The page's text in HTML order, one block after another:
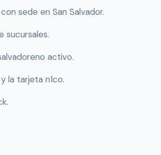
sede en San Salvador.
sucursales.
activo.
la tarjeta n1co.